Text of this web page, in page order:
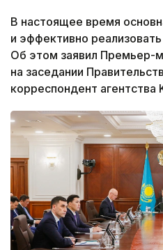
В настоящее время
и эффективно
Об этом заявил Премьер-
на заседании
корреспондент агентства